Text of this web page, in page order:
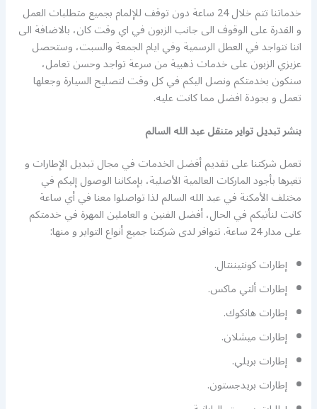
خدماتنا تتم خلال 24 ساعة دون توقف للإلمام بجميع متطلبات العمل
و القدرة على الوقوف الى جانب الزبون في اي وقت كان، بالاضافة الى
اننا نتواجد في العطل الرسمية وفي ايام الجمعة والسبت، وستحصل
عزيزي الزبون على خدمات ذهبية من سرعة تواجد وحسن تعامل،
سنكون بخدمتكم ونصل اليكم في كل وقت لتصليح السيارة وجعلها
تعمل و بجودة افضل مما كانت عليه.
بنشر تبديل تواير متنقل عبد الله السالم
تعمل شركتنا على تقديم أفضل الخدمات في مجال تبديل الإطارات و
تغيرها بأجود الماركات العالمية الأصلية، بإمكاننا الوصول إليكم في
مختلف الأمكنة في عبد الله السالم لذا تواصلوا معنا في أي ساعة
كانت لنأتيكم في الحال، أفضل الفنين و العاملين المهرة في خدمتكم
على مدار 24 ساعة. تتوافر لدى شركتنا جميع أنواع التواير و منها:
إطارات كونتيننتال.
إطارات ألتي ماكس.
إطارات هانكوك.
إطارات ميشلان.
إطارات بريلي.
إطارات بريدجستون.